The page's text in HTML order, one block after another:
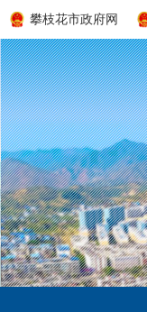
攀枝花市政府网